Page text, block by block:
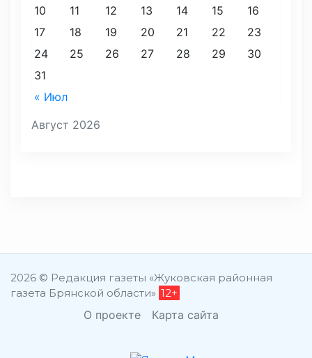
Август 2026
« Июл
10
11 12 13 14 15
16
17
18 19 20 21 22
23
24
25 26 27 28 29
30
31
2026 © Редакция газеты «Жуковская районная
газета Брянской области» 12+
О проекте Карта сайта